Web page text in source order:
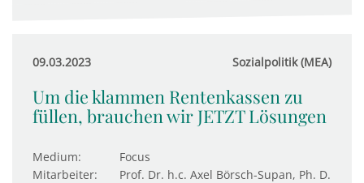
09.03.2023 Sozialpolitik (MEA)
Um die klammen Rentenkassen zu
füllen, brauchen wir JETZT Lösungen
Medium:
Focus
Mitarbeiter:
Prof. Dr. h.c. Axel Börsch-Supan, Ph. D.